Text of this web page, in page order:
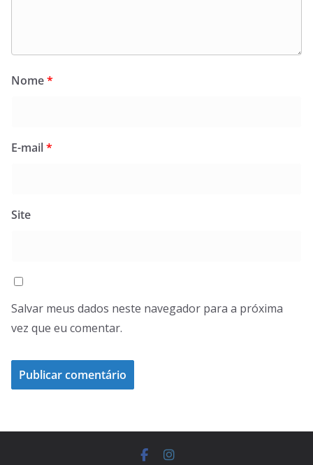
Nome*
E-mail*
Site
Salvar meus dados neste navegador para a próxima
vez que eu comentar.